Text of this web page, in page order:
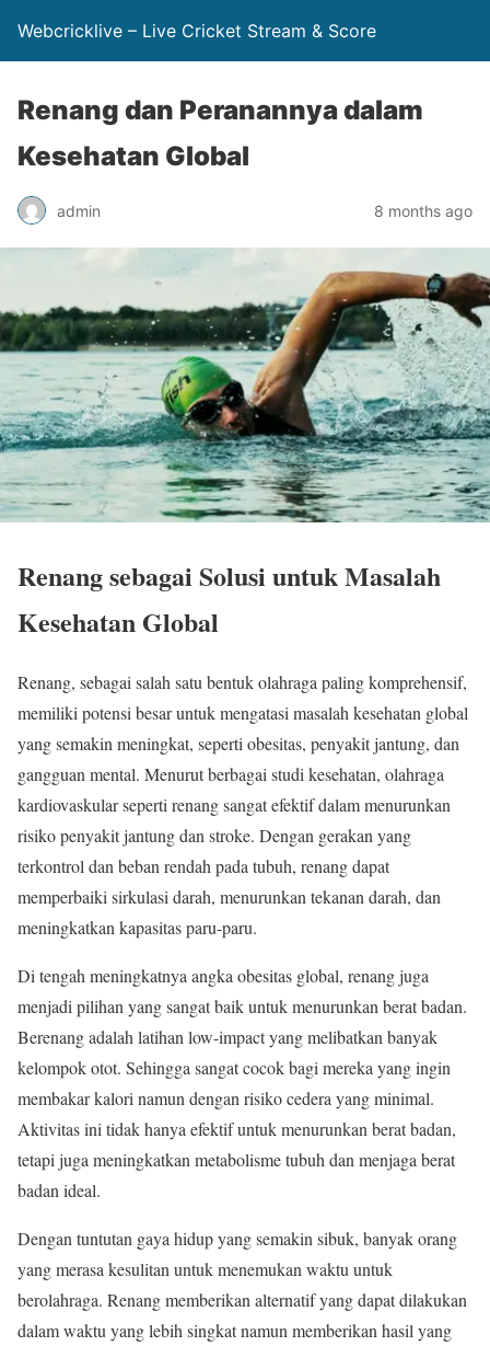
Webcricklive – Live Cricket Stream & Score
Renang dan Peranannya dalam
Kesehatan Global
admin 8 months ago
Renang sebagai Solusi untuk Masalah
Kesehatan Global
Renang, sebagai salah satu bentuk olahraga paling komprehensif,
memiliki potensi besar untuk mengatasi masalah kesehatan global
yang semakin meningkat, seperti obesitas, penyakit jantung, dan
gangguan mental. Menurut berbagai studi kesehatan, olahraga
kardiovaskular seperti renang sangat efektif dalam menurunkan
risiko penyakit jantung dan stroke. Dengan gerakan yang
terkontrol dan beban rendah pada tubuh, renang dapat
memperbaiki sirkulasi darah, menurunkan tekanan darah, dan
meningkatkan kapasitas paru-paru.
Di tengah meningkatnya angka obesitas global, renang juga
menjadi pilihan yang sangat baik untuk menurunkan berat badan.
Berenang adalah latihan low-impact yang melibatkan banyak
kelompok otot. Sehingga sangat cocok bagi mereka yang ingin
membakar kalori namun dengan risiko cedera yang minimal.
Aktivitas ini tidak hanya efektif untuk menurunkan berat badan,
tetapi juga meningkatkan metabolisme tubuh dan menjaga berat
badan ideal.
Dengan tuntutan gaya hidup yang semakin sibuk, banyak orang
yang merasa kesulitan untuk menemukan waktu untuk
berolahraga. Renang memberikan alternatif yang dapat dilakukan
dalam waktu yang lebih singkat namun memberikan hasil yang